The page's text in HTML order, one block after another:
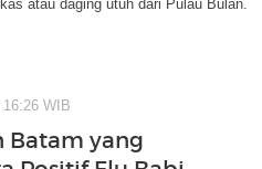
atau daging utuh dari Pulau Bulan.
WIB
Batam yang